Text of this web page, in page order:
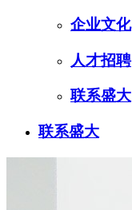
企业文化
人才招聘
联系盛大
联系盛大